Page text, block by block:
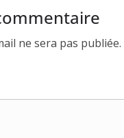
ne sera pas publiée.